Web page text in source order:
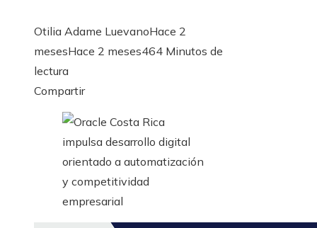
Otilia Adame LuevanoHace 2
mesesHace 2 meses464 Minutos de
lectura
Facebook
Twitter
LinkedIn
Pinterest
Stumbleupon
Email
Compartir